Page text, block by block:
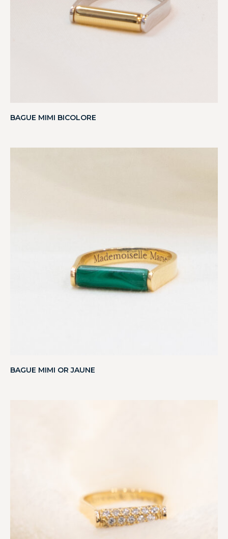
BAGUE MIMI BICOLORE
BAGUE MIMI OR JAUNE